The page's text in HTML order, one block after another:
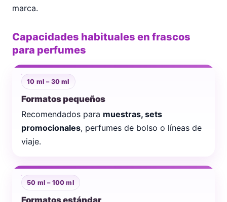
marca.
Capacidades habituales en frascos
para perfumes
10 ml – 30 ml
Formatos pequeños
Recomendados para muestras, sets
promocionales, perfumes de bolso o líneas de
viaje.
50 ml – 100 ml
Formatos estándar